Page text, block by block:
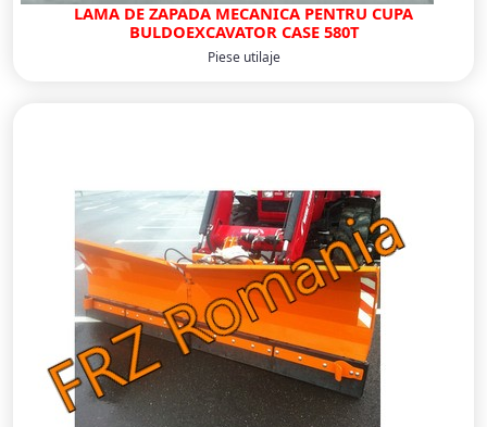
LAMA DE ZAPADA MECANICA PENTRU CUPA
BULDOEXCAVATOR CASE 580T
Piese utilaje